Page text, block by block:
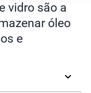
vidro são a
óleo
e